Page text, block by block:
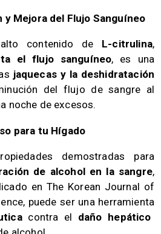
y Mejora del Flujo Sanguíneo
contenido de L-citrulina,
el flujo sanguíneo, es una
jaquecas y la deshidratación
del flujo de sangre al
noche de excesos.
para tu Hígado
demostradas para
de alcohol en la sangre,
en The Korean Journal of
puede ser una herramienta
contra el daño hepático